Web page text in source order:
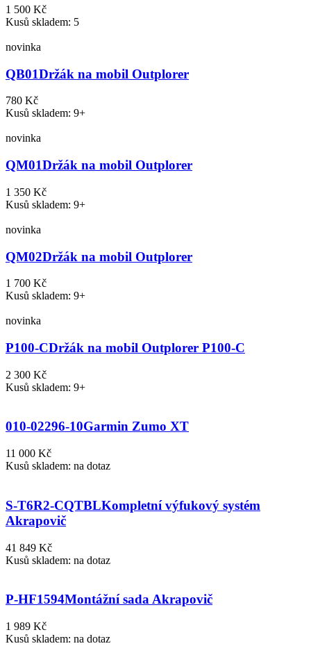
1 500 Kč
Kusů skladem: 5
novinka
QB01Držák na mobil Outplorer
780 Kč
Kusů skladem: 9+
novinka
QM01Držák na mobil Outplorer
1 350 Kč
Kusů skladem: 9+
novinka
QM02Držák na mobil Outplorer
1 700 Kč
Kusů skladem: 9+
novinka
P100-CDržák na mobil Outplorer P100-C
2 300 Kč
Kusů skladem: 9+
010-02296-10Garmin Zumo XT
11 000 Kč
Kusů skladem: na dotaz
S-T6R2-CQTBLKompletní výfukový systém
Akrapovič
41 849 Kč
Kusů skladem: na dotaz
P-HF1594Montážní sada Akrapovič
1 989 Kč
Kusů skladem: na dotaz